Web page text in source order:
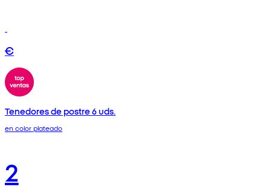
€
Tenedores de postre 6 uds.
en color plateado
2